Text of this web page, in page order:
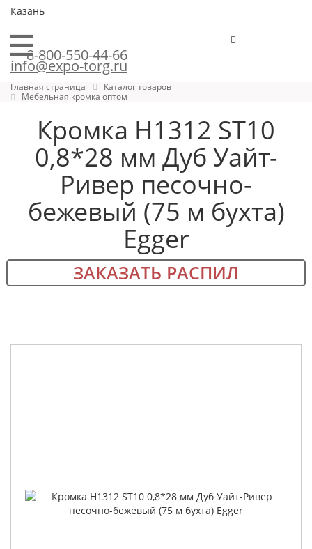
Казань
8-800-550-44-66
info@expo-torg.ru
Главная страница
Каталог товаров
Мебельная кромка оптом
Кромка H1312 ST10
0,8*28 мм Дуб Уайт-
Ривер песочно-
бежевый (75 м бухта)
Egger
ЗАКАЗАТЬ РАСПИЛ